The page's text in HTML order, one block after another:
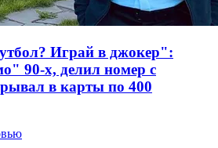
Играй в джокер":
90-х, делил номер с
в карты по 400